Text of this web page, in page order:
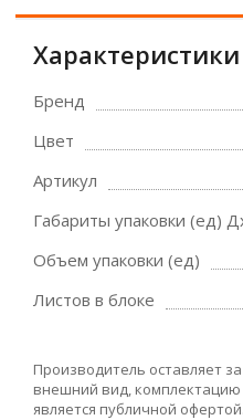
Характеристики
Бренд
Цвет
Артикул
Габариты упаковки (ед)
Объем упаковки (ед)
Листов в блоке
Производитель оставляет
внешний вид, комплектацию
является публичной офертой.